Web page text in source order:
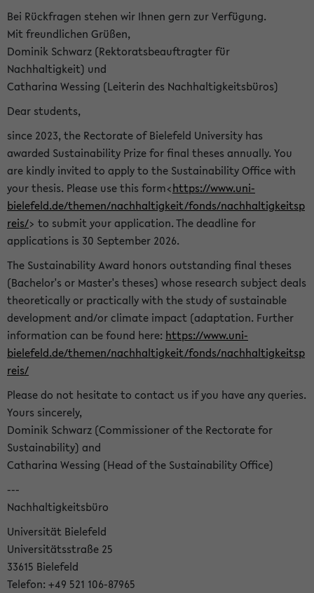
Bei Rückfragen stehen wir Ihnen gern zur Verfügung.
Mit freundlichen Grüßen,
Dominik Schwarz (Rektoratsbeauftragter für
Nachhaltigkeit) und
Catharina Wessing (Leiterin des Nachhaltigkeitsbüros)
Dear students,
since 2023, the Rectorate of Bielefeld University has
awarded Sustainability Prize for final theses annually. You
are kindly invited to apply to the Sustainability Office with
your thesis. Please use this form<https://www.uni-
bielefeld.de/themen/nachhaltigkeit/fonds/nachhaltigkeitsp
reis/> to submit your application. The deadline for
applications is 30 September 2026.
The Sustainability Award honors outstanding final theses
(Bachelor's or Master's theses) whose research subject deals
theoretically or practically with the study of sustainable
development and/or climate impact (adaptation. Further
information can be found here: https://www.uni-
bielefeld.de/themen/nachhaltigkeit/fonds/nachhaltigkeitsp
reis/
Please do not hesitate to contact us if you have any queries.
Yours sincerely,
Dominik Schwarz (Commissioner of the Rectorate for
Sustainability) and
Catharina Wessing (Head of the Sustainability Office)
---
Nachhaltigkeitsbüro
Universität Bielefeld
Universitätsstraße 25
33615 Bielefeld
Telefon: +49 521 106-87965